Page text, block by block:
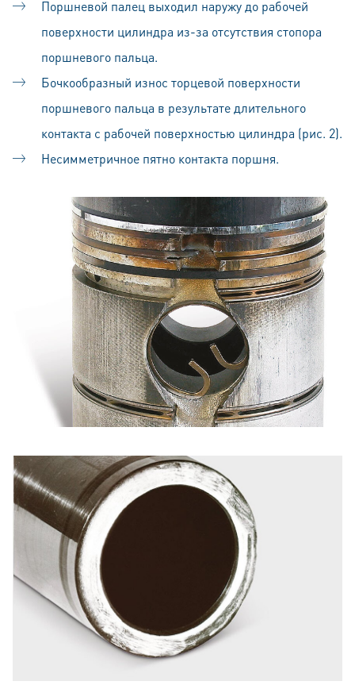
Поршневой палец выходил наружу до рабочей
поверхности цилиндра из-за отсутствия стопора
поршневого пальца.
Бочкообразный износ торцевой поверхности
поршневого пальца в результате длительного
контакта с рабочей поверхностью цилиндра (рис. 2).
Несимметричное пятно контакта поршня.